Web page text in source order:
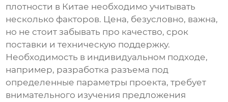
плотности в Китае необходимо учитывать
несколько факторов. Цена, безусловно, важна,
но не стоит забывать про качество, срок
поставки и техническую поддержку.
Необходимость в индивидуальном подходе,
например, разработка разъема под
определенные параметры проекта, требует
внимательного изучения предложения